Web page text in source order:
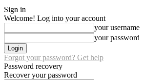
Sign in
Welcome! Log into your account
your username
your password
Forgot your password? Get help
Password recovery
Recover your password